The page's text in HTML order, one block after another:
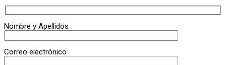
Nombre y Apellidos
Correo electrónico